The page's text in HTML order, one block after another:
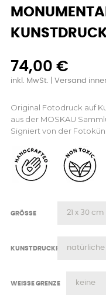
74,00 €
inkl. MwSt. | Versand
Original Fotodruck auf
aus der MOSKAU
Signiert von der
GRÖSSE
KUNSTDRUCKPAPIER
WEISSE GRENZE